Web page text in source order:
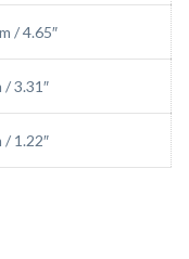
/ 4.65″
/ 3.31″
/ 1.22″